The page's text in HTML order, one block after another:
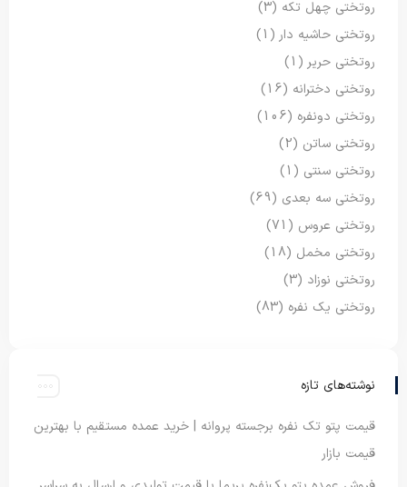
روتختی چهل تکه (3)
روتختی حاشیه دار (1)
روتختی حریر (1)
روتختی دخترانه (16)
روتختی دونفره (106)
روتختی ساتن (2)
روتختی سنتی (1)
روتختی سه بعدی (69)
روتختی عروس (71)
روتختی مخمل (18)
روتختی نوزاد (3)
روتختی یک نفره (83)
نوشته‌های تازه
قیمت پتو تک نفره برجسته پروانه | خرید عمده مستقیم با بهترین
قیمت بازار